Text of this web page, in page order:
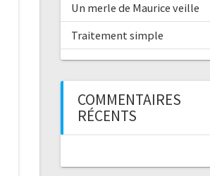
Un merle de Maurice veille
Traitement simple
COMMENTAIRES
RÉCENTS